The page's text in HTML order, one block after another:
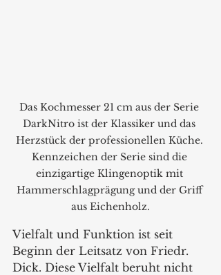
Das Kochmesser 21 cm aus der Serie
DarkNitro ist der Klassiker und das
Herzstück der professionellen Küche.
Kennzeichen der Serie sind die
einzigartige Klingenoptik mit
Hammerschlagprägung und der Griff
aus Eichenholz.
Vielfalt und Funktion ist seit
Beginn der Leitsatz von Friedr.
Dick. Diese Vielfalt beruht nicht